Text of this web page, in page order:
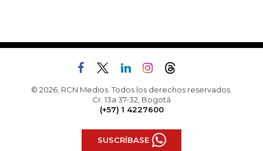
© 2026, RCN Medios. Todos los derechos reservados.
Cr. 13a 37-32, Bogotá
(+57) 1 4227600
SUSCRÍBASE